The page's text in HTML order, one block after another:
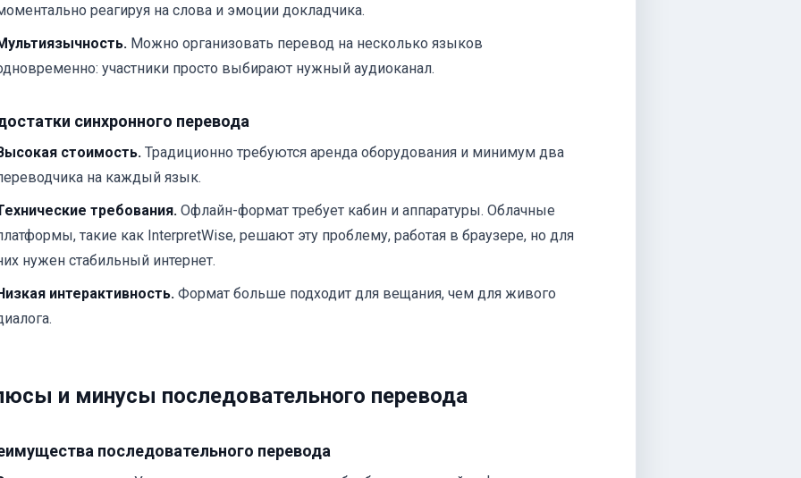
реагируя на слова и эмоции докладчика.
Можно организовать перевод на несколько языков
участники просто выбирают нужный аудиоканал.
синхронного перевода
стоимость. Традиционно требуются аренда оборудования и минимум два
на каждый язык.
требования. Офлайн-формат требует кабин и аппаратуры. Облачные
такие как InterpretWise, решают эту проблему, работая в браузере, но для
нужен стабильный интернет.
интерактивность. Формат больше подходит для вещания, чем для живого
и минусы последовательного перевода
последовательного перевода